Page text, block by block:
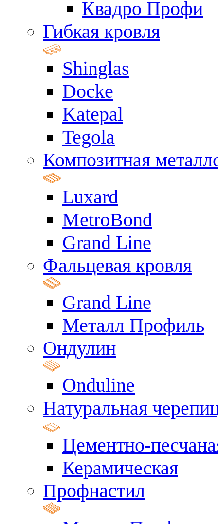
Квадро Профи
Гибкая кровля
Shinglas
Docke
Katepal
Tegola
Композитная
Luxard
MetroBond
Grand Line
Фальцевая кровля
Grand Line
Металл Профиль
Ондулин
Onduline
Натуральная
Цементно-
Керамическая
Профнастил